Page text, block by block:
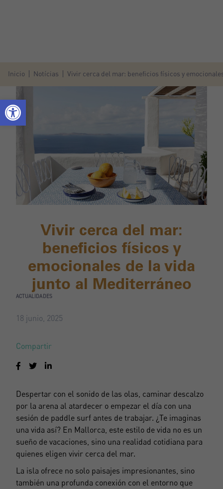
Inicio Notícias Vivir cerca del mar: beneficios físicos y
Vivir cerca del mar:
beneficios físicos y
emocionales de la vida
junto al Mediterráneo
ACTUALIDADES
18 junio, 2025
Compartir
Despertar con el sonido de las olas, caminar descalzo
por la arena al atardecer o empezar el día con una
sesión de paddle surf antes de trabajar. ¿Te imaginas
una vida así? En Mallorca, este estilo de vida no es un
sueño de vacaciones, sino una realidad cotidiana para
quienes eligen vivir cerca del mar.
La isla ofrece no solo paisajes impresionantes, sino
también una profunda conexión con el entorno que